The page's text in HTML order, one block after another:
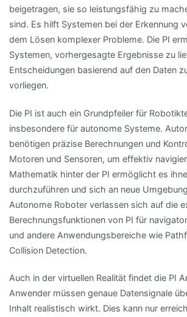
beigetragen, sie so leistungsfähig zu
sind. Es hilft Systemen bei der Erkennung
dem Lösen komplexer Probleme. Die PI
Systemen, vorhergesagte Ergebnisse zu
Entscheidungen basierend auf den Daten
vorliegen.
Die PI ist auch ein Grundpfeiler für
insbesondere für autonome Systeme.
benötigen präzise Berechnungen und
Motoren und Sensoren, um effektiv
Mathematik hinter der PI ermöglicht es
durchzuführen und sich an neue
Autonome Roboter verlassen sich auf die
Berechnungsfunktionen von PI für
und andere Anwendungsbereiche wie
Collision Detection.
Auch in der virtuellen Realität findet die PI
Anwender müssen genaue Datensignale
Inhalt realistisch wirkt. Dies kann nur